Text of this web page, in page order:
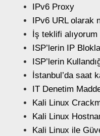
IPv6 Proxy
IPv6 URL olarak
İş teklifi
ISP’lerin IP
ISP’lerin
İstanbul’da saat
IT Denetim
Kali Linux
Kali Linux
Kali Linux ile